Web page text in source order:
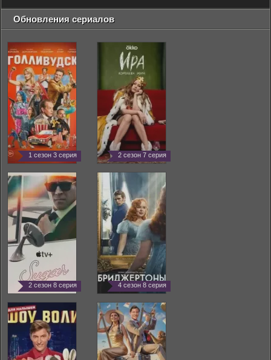
Обновления сериалов
1 сезон 3 серия 2 сезон 7 серия
2 сезон 8 серия 4 сезон 8 серия